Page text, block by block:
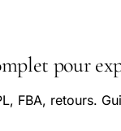
pour
FBA, retours.